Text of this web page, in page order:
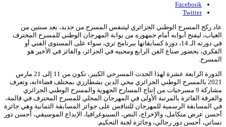
Facebook
Twitter
عاد ركح المسرح الوطني الجزائري ليتنفس المسرح من جديد، بعد سنتين من
الغياب، ليفتح أبوابه أمام جمهوره من بوابة المهرجان الوطني للمسرح المحترف
في دورته الـ 14، دورة كسابقاتها ببرنامج ثري، سواء على المستوى الفني أو
الفكري، بحضور صناع الفن الرابع ومحبيه في الجزائر، والفائز في الأخير هو
المسرح.
الدورة الرابعة عشرة لهذا الحدث المسرحي الكبير، تكون من 11 إلى 21 مارس
2021 بالمسرح الوطني الجزائري محي الدين بشطارزي بمختلف فضاءاته، وتعرف
مشاركة 9 مسرحيات من إنتاج المسارح الجهوية والمسرح الوطني الجزائري
والفرقة الفائزة بالمرتبة الأولى في المهرجان المحلي للمسرح المحترف في قالمة،
في المسابقة الرسمية للمهرجان للتنافس على جوائز المسابقة الثمانية وهي جائزة
أحسن عرض متكامل، والإخراج، النص، السينوغرافيا، الإبداع الموسيقي، أحسن دور
نسائي، أحسن دور رجالي، وجائزة لجنة التحكيم.